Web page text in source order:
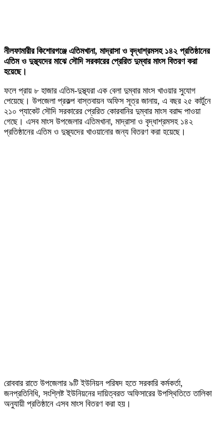
নীলফামারীর কিশোরগঞ্জে এতিমখানা, মাদ্রাসা ও বৃদ্ধাশ্রমসহ ১৪২ প্রতিষ্ঠানের
এতিম ও দুস্থ্যদের মাঝে সৌদি সরকারের প্রেরিত দুম্বার মাংস বিতরণ করা
হয়েছে।
ফলে প্রায় ৮ হাজার এতিম-দুস্থ্যরা এক বেলা দুম্বার মাংস খাওয়ার সুযোগ
পেয়েছে। উপজেলা প্রকল্প বাস্তবায়ন অফিস সূত্র জানায়, এ বছর ২৫ কার্টুনে
২১০ প্যাকেট সৌদি সরকারের প্রেরিত কোরবানির দুম্বার মাংস বরাদ্দ পাওয়া
গেছে। এসব মাংস উপজেলার এতিমখানা, মাদ্রাসা ও বৃদ্ধাশ্রমসহ ১৪২
প্রতিষ্ঠানের এতিম ও দুস্থ্যদের খাওয়ানোর জন্য বিতরণ করা হয়েছে।
রোববার রাতে উপজেলার ৯টি ইউনিয়ন পরিষদ হতে সরকারি কর্মকর্তা,
জনপ্রতিনিধি, সংশ্লিষ্ট ইউনিয়নের দায়িত্বরত অফিসারের উপস্থিতিতে তালিকা
অনুযায়ী প্রতিষ্ঠানে এসব মাংস বিতরণ করা হয়।